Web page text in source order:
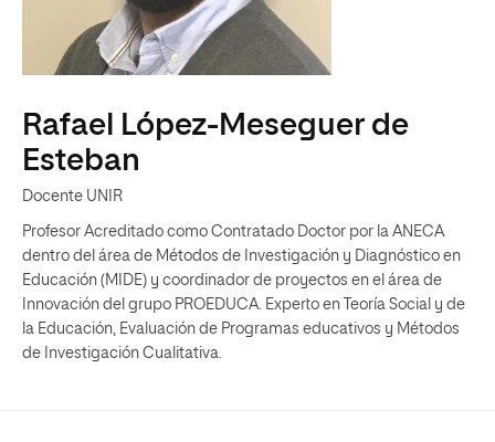
Rafael López-Meseguer de
Esteban
Docente UNIR
Profesor Acreditado como Contratado Doctor por la ANECA
dentro del área de Métodos de Investigación y Diagnóstico en
Educación (MIDE) y coordinador de proyectos en el área de
Innovación del grupo PROEDUCA. Experto en Teoría Social y de
la Educación, Evaluación de Programas educativos y Métodos
de Investigación Cualitativa.